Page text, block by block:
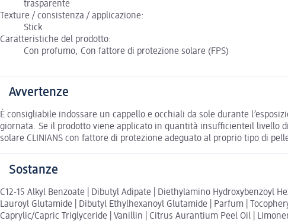
trasparente
Texture / consistenza / applicazione:
Stick
Caratteristiche del prodotto:
Con profumo, Con fattore di protezione solare (FPS)
Avvertenze
È consigliabile indossare un cappello e occhiali da sole durante
giornata. Se il prodotto viene applicato in quantità insufficienteil livello
solare CLINIANS con fattore di protezione adeguato al proprio tipo di
Sostanze
C12-15 Alkyl Benzoate | Dibutyl Adipate | Diethylamino Hydroxybenzoyl
Lauroyl Glutamide | Dibutyl Ethylhexanoyl Glutamide | Parfum |
Caprylic/Capric Triglyceride | Vanillin | Citrus Aurantium Peel Oil |